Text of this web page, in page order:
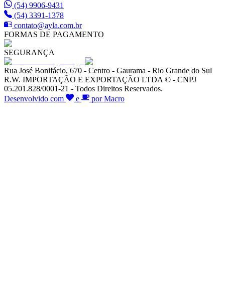
(54) 9906-9431
(54) 3391-1378
contato@ayla.com.br
FORMAS DE PAGAMENTO
SEGURANÇA
Rua José Bonifácio, 670 - Centro - Gaurama - Rio Grande do Sul
R.W. IMPORTAÇÃO E EXPORTAÇÃO LTDA © - CNPJ
05.201.828/0001-21 - Todos Direitos Reservados.
Desenvolvido com
e por Macro